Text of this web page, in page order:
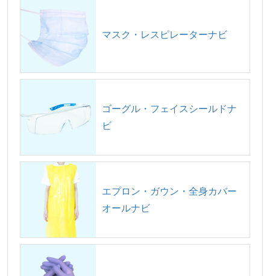
マスク・レスピレーターナビ
ゴーグル・フェイスシールドナ
ビ
エプロン・ガウン・全身カバー
オールナビ